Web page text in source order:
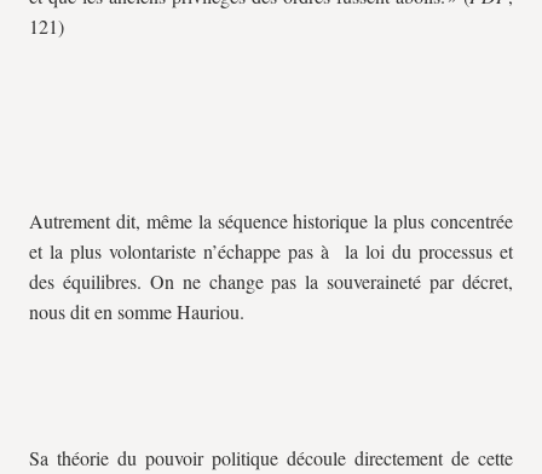
121)
Autrement dit, même la séquence historique la plus concentrée
et la plus volontariste n’échappe pas à la loi du processus et
des équilibres. On ne change pas la souveraineté par décret,
nous dit en somme Hauriou.
Sa théorie du pouvoir politique découle directement de cette